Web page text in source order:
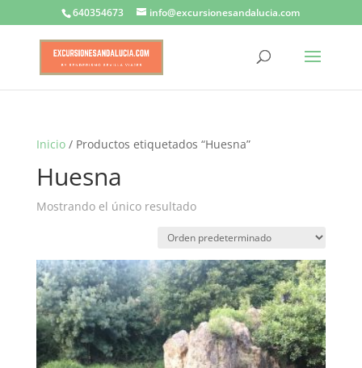
640354673 info@excursionesandalucia.com
Inicio/ Productos etiquetados “Huesna”
Huesna
Mostrando el único resultado